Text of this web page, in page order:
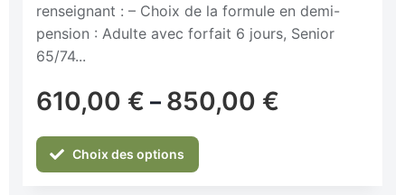
renseignant : – Choix de la formule en demi-
pension : Adulte avec forfait 6 jours, Senior
65/74...
610,00 € – 850,00 €
Choix des options